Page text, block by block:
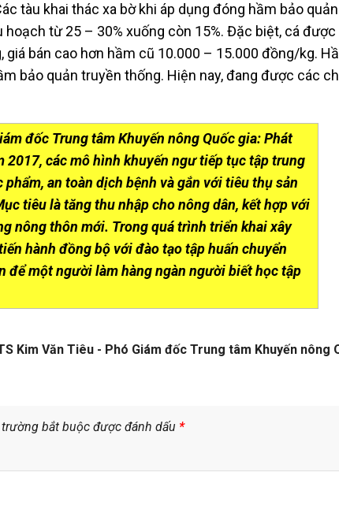
tàu khai thác xa bờ khi áp dụng đóng hầm bảo
từ 25 – 30% xuống còn 15%. Đặc biệt, cá được
bán cao hơn hầm cũ 10.000 – 15.000 đồng/kg.
bảo quản truyền thống. Hiện nay, đang được các
đốc Trung tâm Khuyến nông Quốc gia: Phát
2017, các mô hình khuyến ngư tiếp tục tập trung
an toàn dịch bệnh và gắn với tiêu thụ sản
tiêu là tăng thu nhập cho nông dân, kết hợp với
nông thôn mới. Trong quá trình triển khai xây
hành đồng bộ với đào tạo tập huấn chuyển
để một người làm hàng ngàn người biết học tập
Kim Văn Tiêu - Phó Giám đốc Trung tâm Khuyến nông
trường bắt buộc được đánh dấu *